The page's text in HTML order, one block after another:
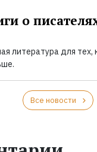
о
литература для тех,
Все новости